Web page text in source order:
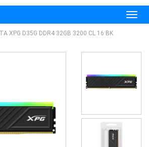
XPG D35G DDR4 32GB 3200 CL 16 BK